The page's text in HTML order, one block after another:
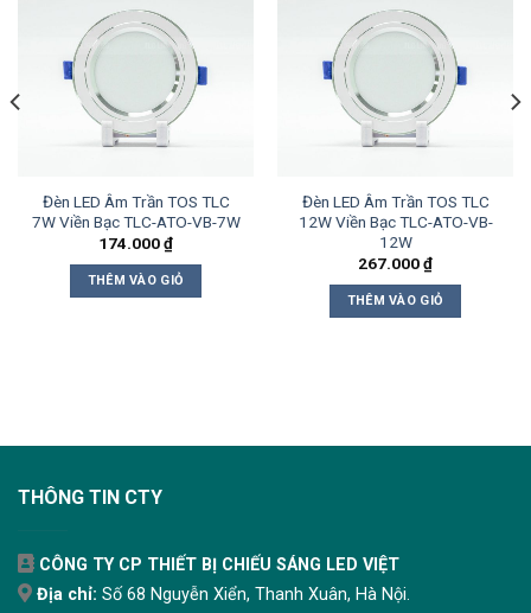
Đèn LED Âm Trần TOS TLC
7W Viền Bạc TLC-ATO-VB-7W
174.000₫
THÊM VÀO GIỎ
Đèn LED Âm Trần TOS TLC
12W Viền Bạc TLC-ATO-VB-
12W
267.000₫
THÊM VÀO GIỎ
THÔNG TIN CTY
CÔNG TY CP THIẾT BỊ CHIẾU SÁNG LED VIỆT
Địa chỉ: Số 68 Nguyễn Xiển, Thanh Xuân, Hà Nội.